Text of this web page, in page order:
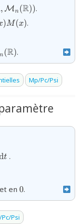
, Mn(R)).
)M(x).
n(R).
Mp/Pc/Psi
t .
en{0}
0.
Psi